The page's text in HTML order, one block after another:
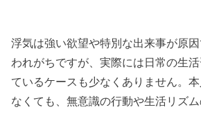
浮気は強い欲望や特別な出来事が原
われがちですが、実際には日常の生
ているケースも少なくありません。
なくても、無意識の行動や生活リズ